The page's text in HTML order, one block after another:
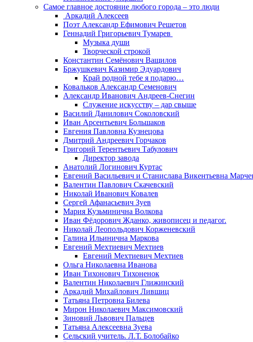
Самое главное достояние любого города – это люди
Аркадий Алексеев
Поэт Александр Ефимович Решетов
Геннадий Григорьевич Тумарев
Музыка души
Творческой строкой
Константин Семёнович Ващилов
Бржушкевич Казимир Эдуардович
Край родной тебе я подарю…
Ковальков Александр Семенович
Александр Иванович Андреев-Снегин
Служение искусству – дар свыше
Василий Данилович Соколовский
Иван Арсентьевич Большаков
Евгения Павловна Кузнецова
Дмитрий Андреевич Горчаков
Григорий Терентьевич Табулович
Директор завода
Анатолий Логинович Куртас
Евгений Васильевич и Станислава Викентьевна
Валентин Павлович Скачевский
Николай Иванович Ковалев
Сергей Афанасьевич Зуев
Мария Кузьминична Волкова
Иван Фёдорович Жданко, живописец и педагог.
Николай Леопольдович Корженевский
Галина Ильинична Маркова
Евгений Мехтиевич Мехтиев
Евгений Мехтиевич Мехтиев
Ольга Николаевна Иванова
Иван Тихонович Тихоненок
Валентин Николаевич Глижинский
Аркадий Михайлович Лившиц
Татьяна Петровна Билева
Мирон Николаевич Максимовский
Зиновий Львович Пальцев
Татьяна Алексеевна Зуева
Сельский учитель. Л.Т. Болобайко